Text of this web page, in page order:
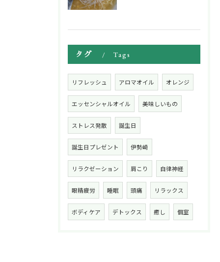
タグ Tags
リフレッシュ アロマオイル オレンジ
エッセンシャルオイル 美味しいもの
ストレス発散 誕生日
誕生日プレゼント 伊勢崎
リラクゼーション 肩こり 自律神経
眼精疲労 睡眠 頭痛 リラックス
ボディケア デトックス 癒し 個室
ご予約はこちら
ご予約はこちら